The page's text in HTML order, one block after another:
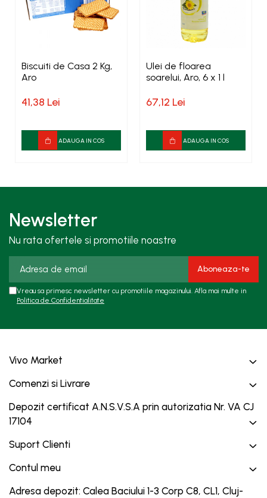
Biscuiti de Casa 2 Kg,
Aro
41,38 Lei
ADAUGA IN COS
Ulei de floarea
soarelui, Aro, 6 x 1 l
67,12 Lei
ADAUGA IN COS
Newsletter
Nu rata ofertele si promotiile noastre
Vreau sa primesc newsletter cu promotiile magazinului. Afla mai multe in
Politica de Confidentialitate
Vivo Market
Comenzi si Livrare
Depozit certificat A.N.S.V.S.A prin autorizatia Nr. VA CJ
17104
Suport Clienti
Contul meu
Adresa depozit: Calea Baciului 1-3 Corp C8, CL1, Cluj-